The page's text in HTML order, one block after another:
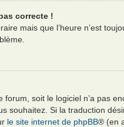
correcte !
mais que l’heure n’est
soit le logiciel n’a pas
souhaitez. Si la traduction
le site internet de phpBB® (en